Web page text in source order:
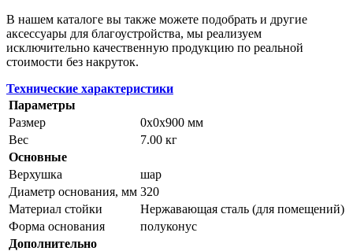
В нашем каталоге вы также можете подобрать и другие
аксессуары для благоустройства, мы реализуем
исключительно качественную продукцию по реальной
стоимости без накруток.
Технические характеристики
Параметры
Размер
0x0x900 мм
Вес
7.00 кг
Основные
Верхушка
шар
Диаметр основания, мм 320
Материал стойки
Нержавающая сталь (для помещений)
Форма основания
полуконус
Дополнительно